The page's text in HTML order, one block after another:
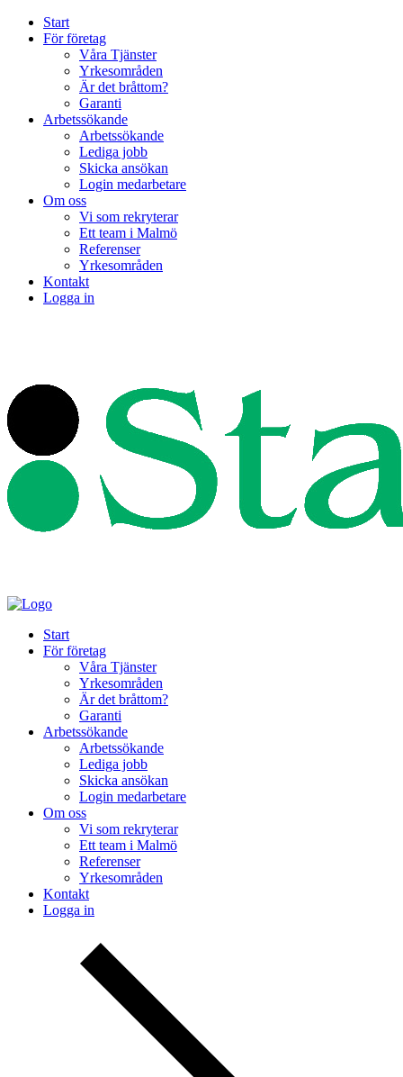
Start
För företag
Våra Tjänster
Yrkesområden
Är det bråttom?
Garanti
Arbetssökande
Arbetssökande
Lediga jobb
Skicka ansökan
Login medarbetare
Om oss
Vi som rekryterar
Ett team i Malmö
Referenser
Yrkesområden
Kontakt
Logga in
Start
För företag
Våra Tjänster
Yrkesområden
Är det bråttom?
Garanti
Arbetssökande
Arbetssökande
Lediga jobb
Skicka ansökan
Login medarbetare
Om oss
Vi som rekryterar
Ett team i Malmö
Referenser
Yrkesområden
Kontakt
Logga in